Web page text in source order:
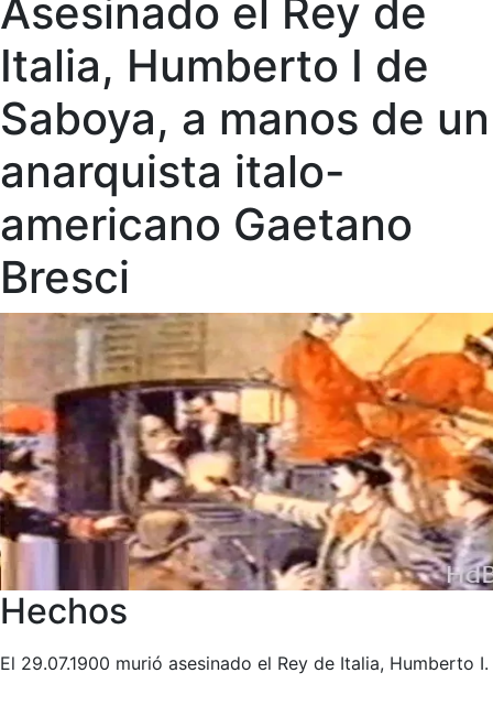
Asesinado el Rey de
Italia, Humberto I de
Saboya, a manos de un
anarquista italo-
americano Gaetano
Bresci
Hechos
El 29.07.1900 murió asesinado el Rey de Italia, Humberto I.